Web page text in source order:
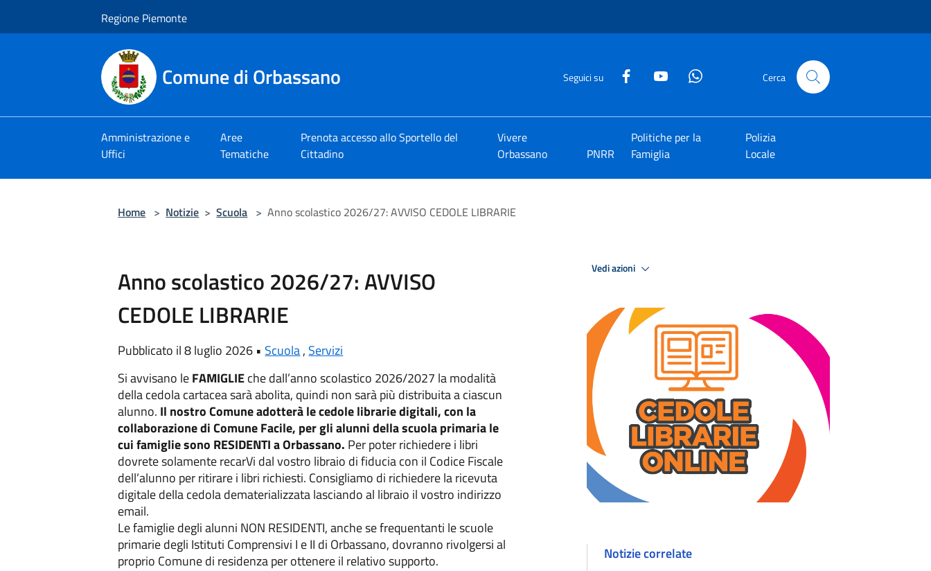
Regione Piemonte
Comune di Orbassano Seguici su Cerca
Amministrazione e
Uffici
Aree
Tematiche
Prenota accesso allo Sportello del
Cittadino
Vivere
Orbassano
PNRR
Politiche per la
Famiglia
Polizia
Locale
Home > Notizie > Scuola > Anno scolastico 2026/27: AVVISO CEDOLE LIBRARIE
Anno scolastico 2026/27: AVVISO
CEDOLE LIBRARIE
Pubblicato il 8 luglio 2026 • Scuola, Servizi
Si avvisano leFAMIGLIEche dall’anno scolastico 2026/2027 la modalità
della cedola cartacea sarà abolita, quindi non sarà più distribuita a ciascun
alunno. Il nostro Comune adotterà le cedole librarie digitali, con la
collaborazione di Comune Facile, per gli alunni della scuola primaria le
cui famiglie sono RESIDENTI a Orbassano. Per poter richiedere i libri
dovrete solamente recarVi dal vostro libraio di fiducia con il Codice Fiscale
dell’alunno per ritirare i libri richiesti. Consigliamo di richiedere la ricevuta
digitale della cedola dematerializzata lasciando al libraio il vostro indirizzo
email.
Le famiglie degli alunni NON RESIDENTI, anche se frequentanti le scuole
primarie degli Istituti Comprensivi I e II di Orbassano, dovranno rivolgersi al
proprio Comune di residenza per ottenere il relativo supporto.
Vedi azioni
Notizie correlate